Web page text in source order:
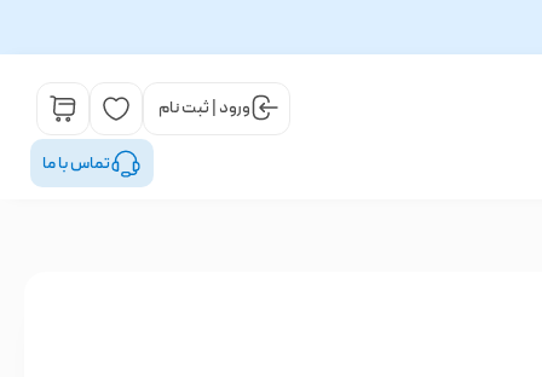
ورود | ثبت نام
تماس با ما